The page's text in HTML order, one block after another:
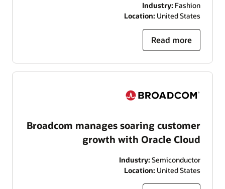
Industry: Fashion
Location: United States
Read more
Broadcom manages soaring customer
growth with Oracle Cloud
Industry: Semiconductor
Location: United States